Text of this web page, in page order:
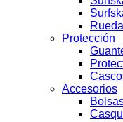
Protección
Accesorios